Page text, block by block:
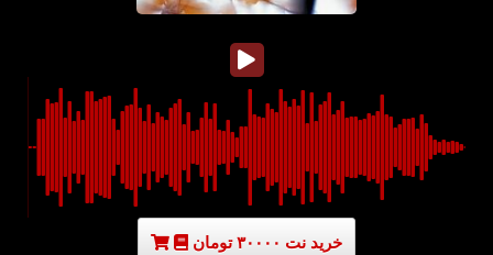
خرید نت ۳۰۰۰۰ تومان